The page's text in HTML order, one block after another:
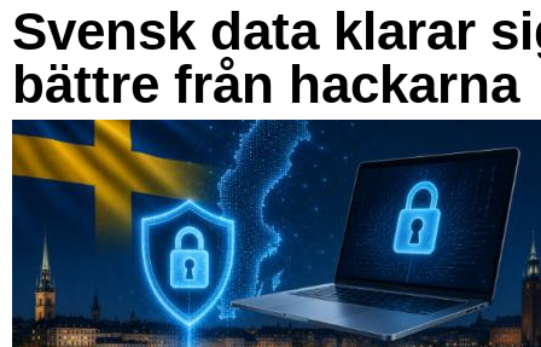
Svensk data klarar
bättre från hackarna